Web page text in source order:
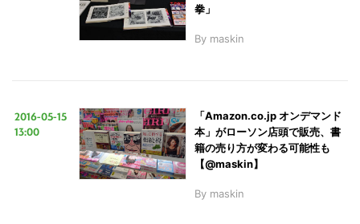
拳」
By maskin
2016-05-15
13:00
「Amazon.co.jp オンデマンド
本」がローソン店頭で販売、書
籍の売り方が変わる可能性も
【@maskin】
By maskin